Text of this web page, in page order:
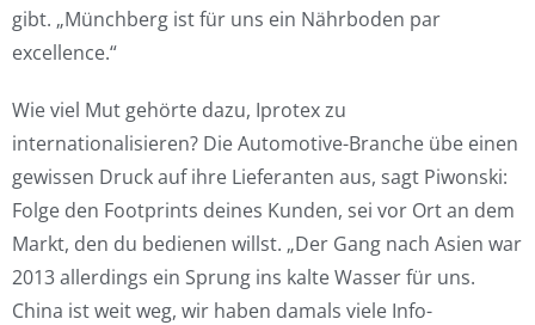
gibt. „Münchberg ist für uns ein Nährboden par
excellence.“
Wie viel Mut gehörte dazu, Iprotex zu
internationalisieren? Die Automotive-Branche übe einen
gewissen Druck auf ihre Lieferanten aus, sagt Piwonski:
Folge den Footprints deines Kunden, sei vor Ort an dem
Markt, den du bedienen willst. „Der Gang nach Asien war
2013 allerdings ein Sprung ins kalte Wasser für uns.
China ist weit weg, wir haben damals viele Info-